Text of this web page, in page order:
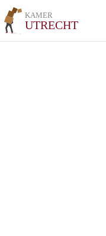
KAMER
UTRECHT